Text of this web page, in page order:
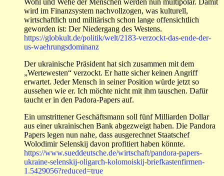
Wohl und Wehe der Menschen werden nun multipolar. Damit
wird im Finanzsystem nachvollzogen, was kulturell,
wirtschaftlich und militärisch schon lange offensichtlich
geworden ist: Der Niedergang des Westens.
https://globkult.de/politik/welt/2183-verzockt-das-ende-der-
us-waehrungsdominanz
Der ukrainische Präsident hat sich zusammen mit dem
„Wertewesten“ verzockt. Er hatte sicher keinen Angriff
erwartet. Jeder Mensch in seiner Position würde jetzt so
aussehen wie er. Ich möchte nicht mit ihm tauschen. Dafür
taucht er in den Padora-Papers auf.
Ein umstrittener Geschäftsmann soll fünf Milliarden Dollar
aus einer ukrainischen Bank abgezweigt haben. Die Pandora
Papers legen nun nahe, dass ausgerechnet Staatschef
Wolodimir Selenskij davon profitiert haben könnte.
https://www.sueddeutsche.de/wirtschaft/pandora-papers-
ukraine-selenskij-oligarch-kolomoiskij-briefkastenfirmen-
1.5429056?reduced=true